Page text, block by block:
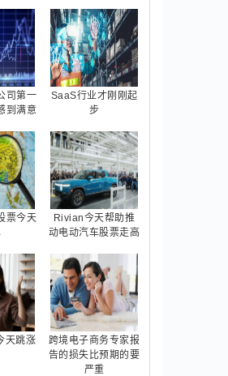
司第一
到满意
SaaS行业才刚刚起
步
票今天
Rivian今天帮助推
动电动汽车股票走高
天跳涨
跨境电子商务专家报
告的损失比预期的要
严重